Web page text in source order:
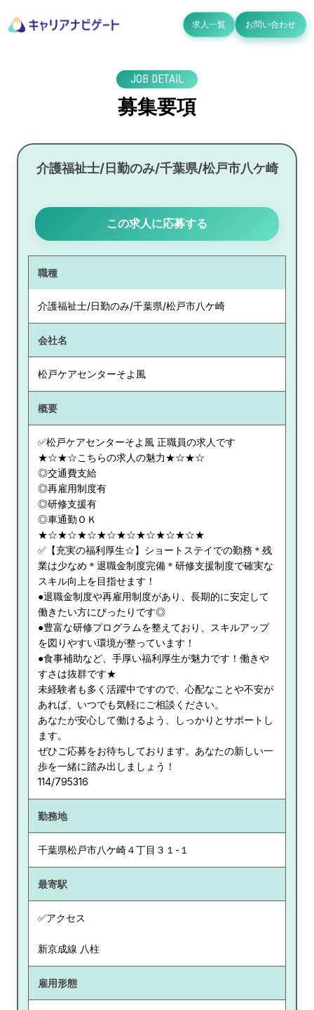
求人一覧 お問い合わせ
JOB DETAIL
募集要項
介護福祉士/日勤のみ/千葉県/松戸市八ケ崎
この求人に応募する
職種
介護福祉士/日勤のみ/千葉県/松戸市八ケ崎
会社名
松戸ケアセンターそよ風
概要
✅松戸ケアセンターそよ風 正職員の求人です
★☆★☆こちらの求人の魅力★☆★☆
◎交通費支給
◎再雇用制度有
◎研修支援有
◎車通勤ＯＫ
★☆★☆★☆★☆★☆★☆★☆★☆★
✅【充実の福利厚生☆】ショートステイでの勤務＊残
業は少なめ＊退職金制度完備＊研修支援制度で確実な
スキル向上を目指せます！
●退職金制度や再雇用制度があり、長期的に安定して
働きたい方にぴったりです◎
●豊富な研修プログラムを整えており、スキルアップ
を図りやすい環境が整っています！
●食事補助など、手厚い福利厚生が魅力です！働きや
すさは抜群です★
未経験者も多く活躍中ですので、心配なことや不安が
あれば、いつでも気軽にご相談ください。
あなたが安心して働けるよう、しっかりとサポートし
ます。
ぜひご応募をお待ちしております。あなたの新しい一
歩を一緒に踏み出しましょう！
114/795316
勤務地
千葉県松戸市八ケ崎４丁目３１-１
最寄駅
✅アクセス
新京成線 八柱
雇用形態